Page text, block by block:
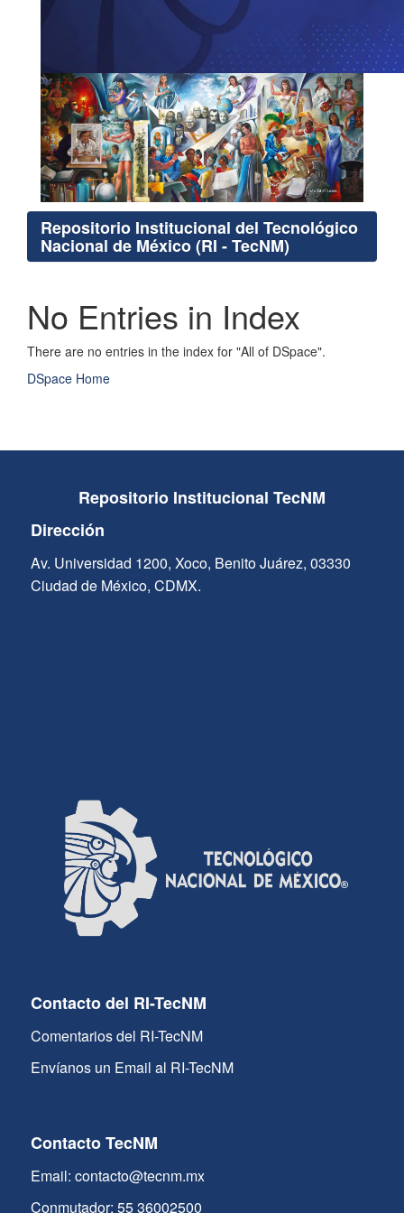
Repositorio Institucional del Tecnológico
Nacional de México (RI - TecNM)
No Entries in Index
There are no entries in the index for "All of DSpace".
DSpace Home
Repositorio Institucional TecNM
Dirección
Av. Universidad 1200, Xoco, Benito Juárez, 03330
Ciudad de México, CDMX.
Contacto del RI-TecNM
Comentarios del RI-TecNM
Envíanos un Email al RI-TecNM
Contacto TecNM
Email: contacto@tecnm.mx
Conmutador: 55 36002500